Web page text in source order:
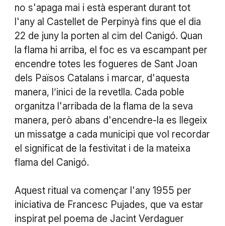
no s'apaga mai i està esperant durant tot
l'any al Castellet de Perpinyà fins que el dia
22 de juny la porten al cim del Canigó. Quan
la flama hi arriba, el foc es va escampant per
encendre totes les fogueres de Sant Joan
dels Països Catalans i marcar, d'aquesta
manera, l’inici de la revetlla. Cada poble
organitza l'arribada de la flama de la seva
manera, però abans d'encendre-la es llegeix
un missatge a cada municipi que vol recordar
el significat de la festivitat i de la mateixa
flama del Canigó.
Aquest ritual va començar l'any 1955 per
iniciativa de Francesc Pujades, que va estar
inspirat pel poema de Jacint Verdaguer